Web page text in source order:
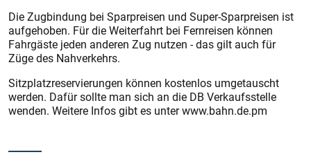
Die Zugbindung bei Sparpreisen und Super-Sparpreisen ist
aufgehoben. Für die Weiterfahrt bei Fernreisen können
Fahrgäste jeden anderen Zug nutzen - das gilt auch für
Züge des Nahverkehrs.
Sitzplatzreservierungen können kostenlos umgetauscht
werden. Dafür sollte man sich an die DB Verkaufsstelle
wenden. Weitere Infos gibt es unter www.bahn.de.pm